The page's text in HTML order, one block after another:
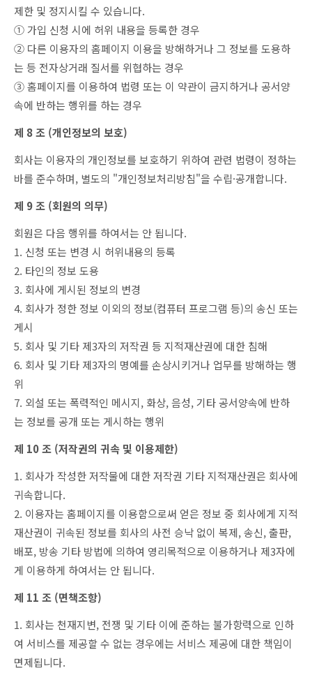
제한 및 정지시킬 수 있습니다.
① 가입 신청 시에 허위 내용을 등록한 경우
② 다른 이용자의 홈페이지 이용을 방해하거나 그 정보를 도용하
는 등 전자상거래 질서를 위협하는 경우
③ 홈페이지를 이용하여 법령 또는 이 약관이 금지하거나 공서양
속에 반하는 행위를 하는 경우
제 8 조 (개인정보의 보호)
회사는 이용자의 개인정보를 보호하기 위하여 관련 법령이 정하는
바를 준수하며, 별도의 "개인정보처리방침"을 수립·공개합니다.
제 9 조 (회원의 의무)
회원은 다음 행위를 하여서는 안 됩니다.
1. 신청 또는 변경 시 허위내용의 등록
2. 타인의 정보 도용
3. 회사에 게시된 정보의 변경
4. 회사가 정한 정보 이외의 정보(컴퓨터 프로그램 등)의 송신 또는
게시
5. 회사 및 기타 제3자의 저작권 등 지적재산권에 대한 침해
6. 회사 및 기타 제3자의 명예를 손상시키거나 업무를 방해하는 행
위
7. 외설 또는 폭력적인 메시지, 화상, 음성, 기타 공서양속에 반하
는 정보를 공개 또는 게시하는 행위
제 10 조 (저작권의 귀속 및 이용제한)
1. 회사가 작성한 저작물에 대한 저작권 기타 지적재산권은 회사에
귀속합니다.
2. 이용자는 홈페이지를 이용함으로써 얻은 정보 중 회사에게 지적
재산권이 귀속된 정보를 회사의 사전 승낙 없이 복제, 송신, 출판,
배포, 방송 기타 방법에 의하여 영리목적으로 이용하거나 제3자에
게 이용하게 하여서는 안 됩니다.
제 11 조 (면책조항)
1. 회사는 천재지변, 전쟁 및 기타 이에 준하는 불가항력으로 인하
여 서비스를 제공할 수 없는 경우에는 서비스 제공에 대한 책임이
면제됩니다.